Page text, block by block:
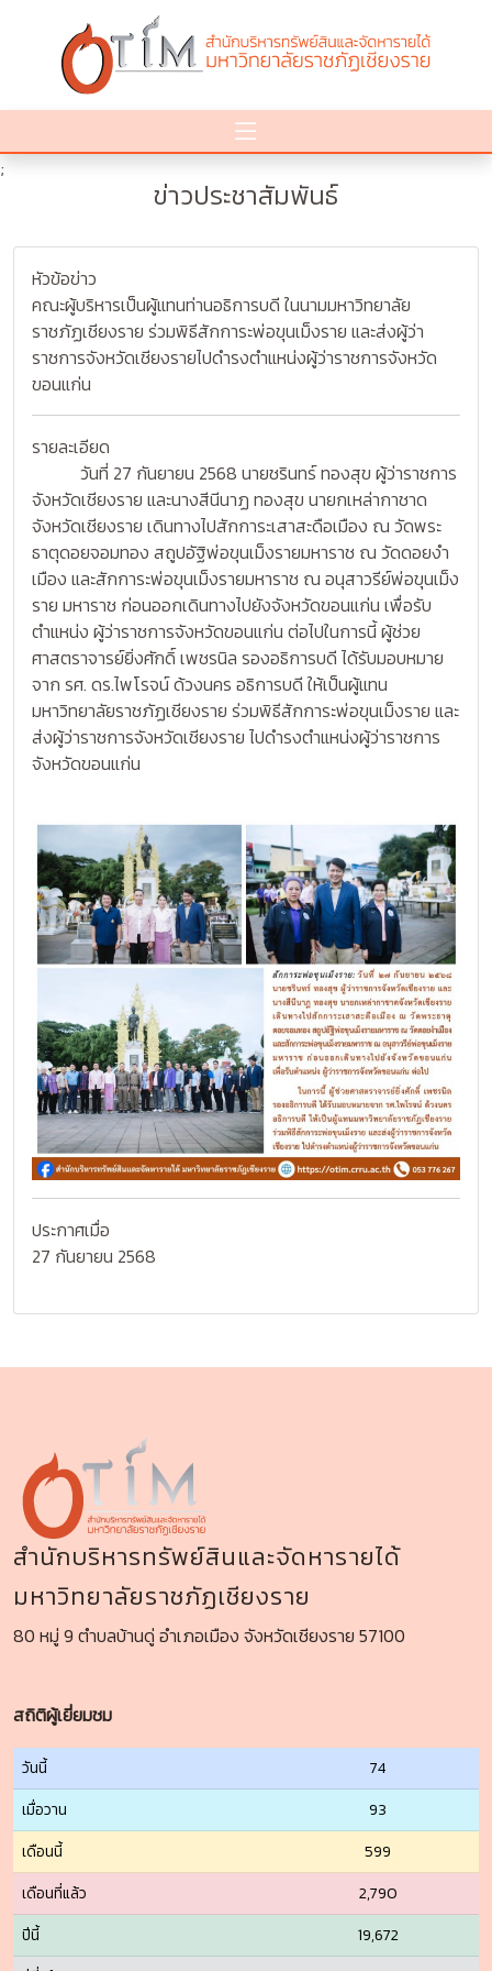
;
ข่าวประชาสัมพันธ์
หัวข้อข่าว
คณะผู้บริหารเป็นผู้แทนท่านอธิการบดี ในนามมหาวิทยาลัย
ราชภัฏเชียงราย ร่วมพิธีสักการะพ่อขุนเม็งราย และส่งผู้ว่า
ราชการจังหวัดเชียงรายไปดำรงตำแหน่งผู้ว่าราชการจังหวัด
ขอนแก่น
รายละเอียด
วันที่ 27 กันยายน 2568 นายชรินทร์ ทองสุข ผู้ว่าราชการ
จังหวัดเชียงราย และนางสีนีนาฏ ทองสุข นายกเหล่ากาชาด
จังหวัดเชียงราย เดินทางไปสักการะเสาสะดือเมือง ณ วัดพระ
ธาตุดอยจอมทอง สถูปอัฐิพ่อขุนเม็งรายมหาราช ณ วัดดอยงำ
เมือง และสักการะพ่อขุนเม็งรายมหาราช ณ อนุสาวรีย์พ่อขุนเม็ง
ราย มหาราช ก่อนออกเดินทางไปยังจังหวัดขอนแก่น เพื่อรับ
ตำแหน่ง ผู้ว่าราชการจังหวัดขอนแก่น ต่อไปในการนี้ ผู้ช่วย
ศาสตราจารย์ยิ่งศักดิ์ เพชรนิล รองอธิการบดี ได้รับมอบหมาย
จาก รศ. ดร.ไพโรจน์ ด้วงนคร อธิการบดี ให้เป็นผู้แทน
มหาวิทยาลัยราชภัฏเชียงราย ร่วมพิธีสักการะพ่อขุนเม็งราย และ
ส่งผู้ว่าราชการจังหวัดเชียงราย ไปดำรงตำแหน่งผู้ว่าราชการ
จังหวัดขอนแก่น
ประกาศเมื่อ
27 กันยายน 2568
สำนักบริหารทรัพย์สินและจัดหารายได้
มหาวิทยาลัยราชภัฏเชียงราย
80 หมู่ 9 ตำบลบ้านดู่ อำเภอเมือง จังหวัดเชียงราย 57100
สถิติผู้เยี่ยมชม
วันนี้
74
เมื่อวาน
93
เดือนนี้
599
เดือนที่แล้ว
2,790
ปีนี้
19,672